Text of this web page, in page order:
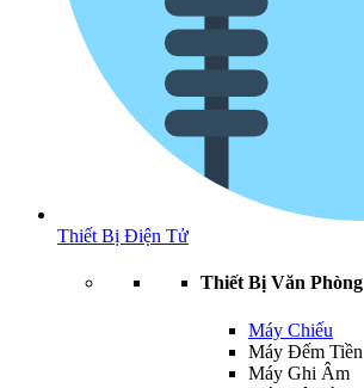
Thiết Bị Điện Tử
Thiết Bị Văn Phòng
Máy Chiếu
Máy Đếm Tiền
Máy Ghi Âm